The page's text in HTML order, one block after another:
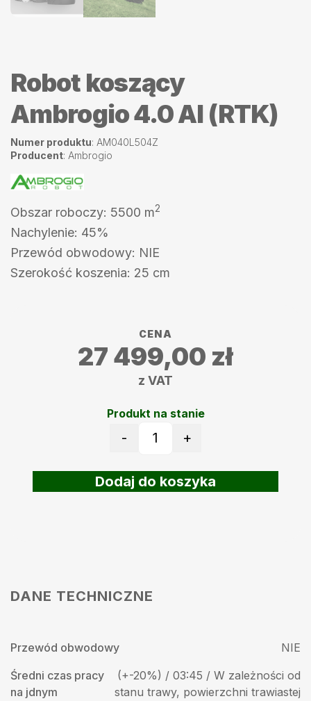
Robot koszący
Ambrogio 4.0 AI (RTK)
Numer produktu: AM040L504Z
Producent: Ambrogio
Obszar roboczy: 5500 m2
Nachylenie: 45%
Przewód obwodowy: NIE
Szerokość koszenia: 25 cm
CENA
27 499,00 zł
z VAT
Produkt na stanie
ilość Robot koszący
- +
Dodaj do koszyka
DANE TECHNICZNE
Przewód obwodowy
NIE
Średni czas pracy
na jdnym
(+-20%) / 03:45 / W zależności od
stanu trawy, powierzchni trawiastej